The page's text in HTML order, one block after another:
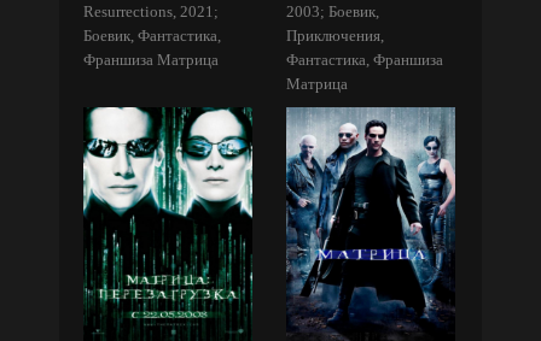
Resurrections, 2021;
Боевик, Фантастика,
Франшиза Матрица
2003; Боевик,
Приключения,
Фантастика, Франшиза
Матрица